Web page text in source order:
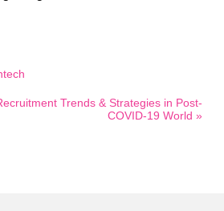
Trends & Strategies in Post-
COVID-19 World »